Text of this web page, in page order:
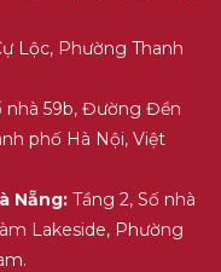
Lộc, Phường Thanh
nhà 59b, Đường Đền
phố Hà Nội, Việt
Nẵng:Tầng 2, Số nhà
Lakeside, Phường